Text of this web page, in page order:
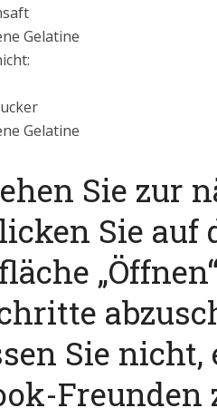
Gelatine
Gelatine
Sie zur
Sie auf
Sie
Freunden